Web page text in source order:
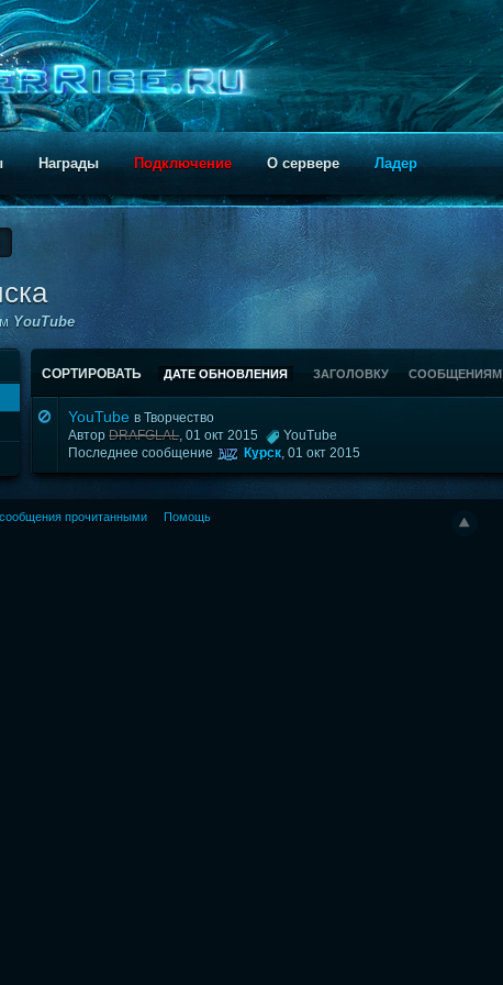
Награды Подключение О сервере Ладер
YouTube
СОРТИРОВАТЬ ДАТЕ ОБНОВЛЕНИЯ ЗАГОЛОВКУ СООБЩЕНИЯМ
YouTube в Творчество
АвторDRAFGLAL, 01 окт 2015
YouTube
Последнее сообщение
Курск,01 окт 2015
прочитанными Помощь